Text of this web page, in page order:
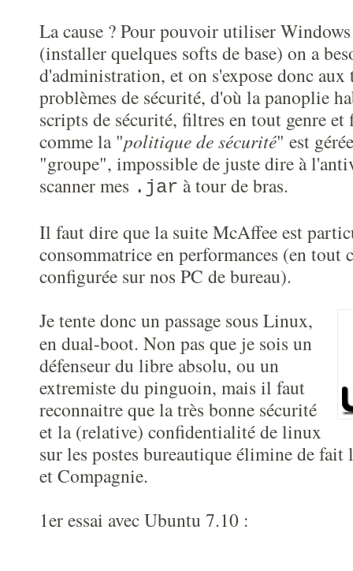
La cause ? Pour pouvoir utiliser
(installer quelques softs de base) on a
d'administration, et on s'expose donc
problèmes de sécurité, d'où la panoplie
scripts de sécurité, filtres en tout genre et
comme la "politique de sécurité" est
"groupe", impossible de juste dire à
scanner mes .jar à tour de bras.
Il faut dire que la suite McAffee est
consommatrice en performances (en tout
configurée sur nos PC de bureau).
Je tente donc un passage sous Linux,
en dual-boot. Non pas que je sois un
défenseur du libre absolu, ou un
extremiste du pinguoin, mais il faut
reconnaitre que la très bonne sécurité
et la (relative) confidentialité de linux
sur les postes bureautique élimine de fait
et Compagnie.
1er essai avec Ubuntu 7.10 :